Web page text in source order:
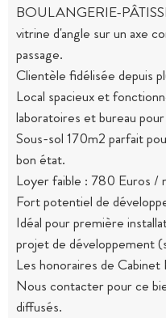
BOULANGERIE-
vitrine d'angle sur un axe
passage.
Clientèle fidélisée depuis
Local spacieux et
laboratoires et bureau
Sous-sol 170m2 parfait
bon état.
Loyer faible : 780 Euros /
Fort potentiel de
Idéal pour première
projet de développement
Les honoraires de
Nous contacter pour ce
diffusés.